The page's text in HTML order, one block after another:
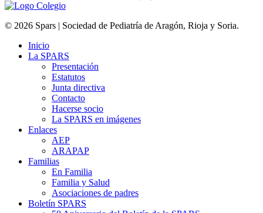
© 2026 Spars | Sociedad de Pediatría de Aragón, Rioja y Soria.
Inicio
La SPARS
Presentación
Estatutos
Junta directiva
Contacto
Hacerse socio
La SPARS en imágenes
Enlaces
AEP
ARAPAP
Familias
En Familia
Familia y Salud
Asociaciones de padres
Boletín SPARS